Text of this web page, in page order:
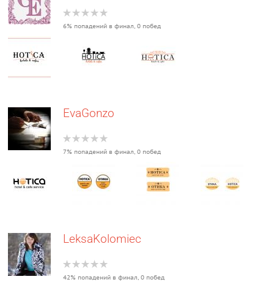
6% попадений в финал, 0 побед
EvaGonzo
7% попадений в финал, 0 побед
LeksaKolomiec
42% попадений в финал, 0 побед